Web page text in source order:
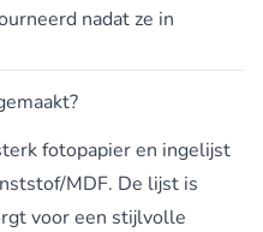
nadat ze in
fotopapier en ingelijst
MDF. De lijst is
voor een stijlvolle